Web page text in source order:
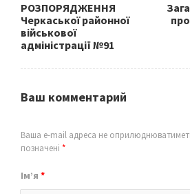
РОЗПОРЯДЖЕННЯ
Черкаської районної
військової
адміністрації №91
Ваш комментарий
Ваша e-mail адреса не
позначені *
Ім’я *